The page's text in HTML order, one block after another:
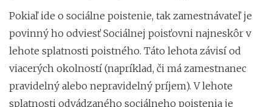
Pokiaľ ide o sociálne poistenie, tak zamestnávateľ je
povinný ho odviesť Sociálnej poisťovni najneskôr v
lehote splatnosti poistného. Táto lehota závisí od
viacerých okolností (napríklad, či má zamestnanec
pravidelný alebo nepravidelný príjem). V lehote
splatnosti odvádzaného sociálneho poistenia je